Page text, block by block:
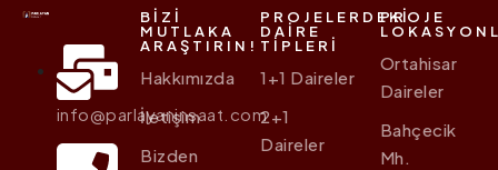
info@parlayaninsaat.com
BIZI
MUTLAKA
ARAŞTIRIN!
Hakkımızda
İletişim
Bizden
PROJELERDEKI
DAIRE
TIPLERI
1+1 Daireler
2+1
Daireler
PROJE
Ortahisar
Daireler
Bahçecik
Mh.